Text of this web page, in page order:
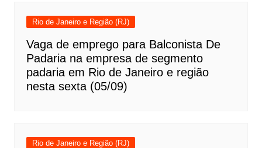
Rio de Janeiro e Região (RJ)
Vaga de emprego para Balconista De
Padaria na empresa de segmento
padaria em Rio de Janeiro e região
nesta sexta (05/09)
Rio de Janeiro e Região (RJ)